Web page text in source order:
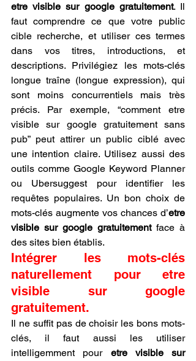
etre visible sur google gratuitement. Il
faut comprendre ce que votre public
cible recherche, et utiliser ces termes
dans vos titres, introductions, et
descriptions. Privilégiez les mots-clés
longue traîne (longue expression), qui
sont moins concurrentiels mais très
précis. Par exemple, “comment etre
visible sur google gratuitement sans
pub” peut attirer un public ciblé avec
une intention claire. Utilisez aussi des
outils comme Google Keyword Planner
ou Ubersuggest pour identifier les
requêtes populaires. Un bon choix de
mots-clés augmente vos chances d’etre
visible sur google gratuitement face à
des sites bien établis.
Intégrer les mots-clés
naturellement pour etre
visible sur google
gratuitement.
Il ne suffit pas de choisir les bons mots-
clés, il faut aussi les utiliser
intelligemment pour etre visible sur